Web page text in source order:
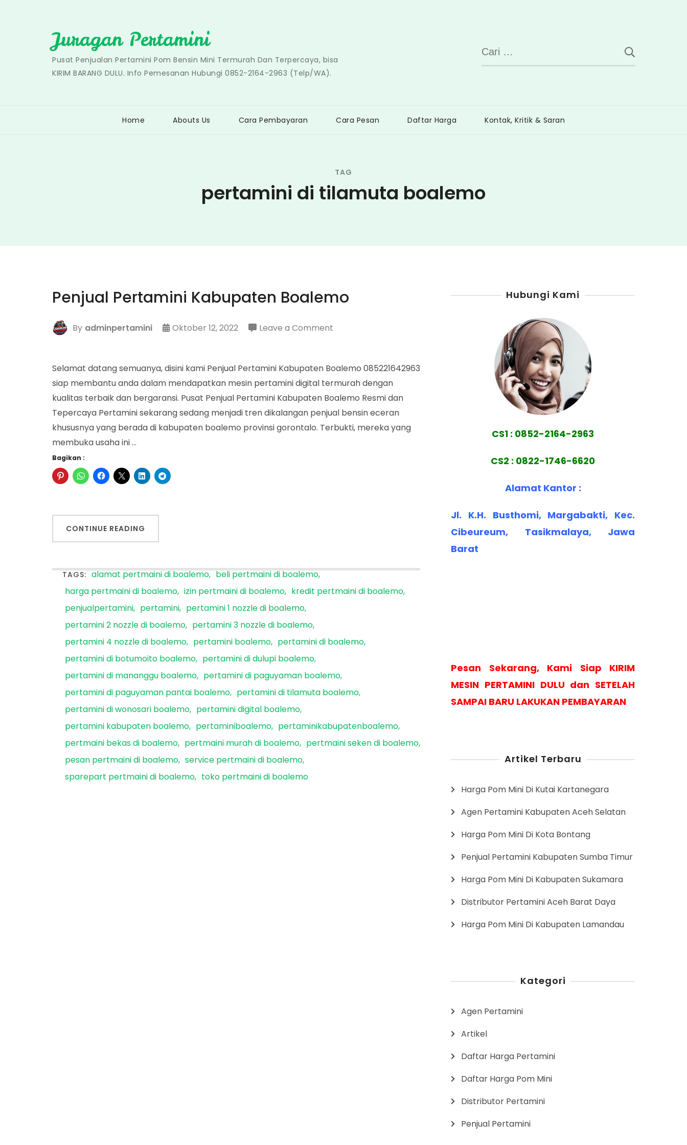
Juragan Pertamini
Pusat Penjualan Pertamini Pom Bensin Mini Termurah Dan Terpercaya, bisa
KIRIM BARANG DULU. Info Pemesanan Hubungi 0852-2164-2963 (Telp/WA).
Cari
untuk:
Home Abouts Us Cara Pembayaran Cara Pesan Daftar Harga Kontak, Kritik & Saran
TAG
pertamini di tilamuta boalemo
Penjual Pertamini Kabupaten Boalemo
By adminpertamini Oktober 12, 2022 Leave a Commenton
Kabupaten
Boalemo
Selamat datang semuanya, disini kami Penjual Pertamini Kabupaten Boalemo 085221642963
siap membantu anda dalam mendapatkan mesin pertamini digital termurah dengan
kualitas terbaik dan bergaransi. Pusat Penjual Pertamini Kabupaten Boalemo Resmi dan
Tepercaya Pertamini sekarang sedang menjadi tren dikalangan penjual bensin eceran
khususnya yang berada di kabupaten boalemo provinsi gorontalo. Terbukti, mereka yang
membuka usaha ini …
Bagikan :
CONTINUE READING
TAGS: alamat pertmaini di boalemo beli pertmaini di boalemo
harga pertmaini di boalemo izin pertmaini di boalemo
kredit pertmaini di boalemo
penjualpertamini
pertamini
pertamini 1 nozzle di boalemo
pertamini 2 nozzle di boalemo
pertamini 3 nozzle di boalemo
pertamini 4 nozzle di boalemo
pertamini boalemo
pertamini di boalemo
pertamini di botumoito boalemo
pertamini di dulupi boalemo
pertamini di mananggu boalemo
pertamini di paguyaman boalemo
pertamini di paguyaman pantai boalemo
pertamini di tilamuta boalemo
pertamini di wonosari boalemo
pertamini digital boalemo
pertamini kabupaten boalemo
pertaminiboalemo
pertaminikabupatenboalemo
pertmaini bekas di boalemo
pertmaini murah di boalemo
pertmaini seken di boalemo
pesan pertmaini di boalemo service pertmaini di boalemo
sparepart pertmaini di boalemo
toko pertmaini di boalemo
Hubungi Kami
CS1 : 0852-2164-2963
CS2 : 0822-1746-6620
Alamat Kantor :
Jl. K.H. Busthomi, Margabakti, Kec.
Cibeureum, Tasikmalaya, Jawa
Barat
Pesan Sekarang, Kami Siap KIRIM
MESIN PERTAMINI DULU dan SETELAH
SAMPAI BARU LAKUKAN PEMBAYARAN
Artikel Terbaru
Harga Pom Mini Di Kutai Kartanegara
Agen Pertamini Kabupaten Aceh Selatan
Harga Pom Mini Di Kota Bontang
Penjual Pertamini Kabupaten Sumba Timur
Harga Pom Mini Di Kabupaten Sukamara
Distributor Pertamini Aceh Barat Daya
Harga Pom Mini Di Kabupaten Lamandau
Kategori
Agen Pertamini
Artikel
Daftar Harga Pertamini
Daftar Harga Pom Mini
Distributor Pertamini
Penjual Pertamini